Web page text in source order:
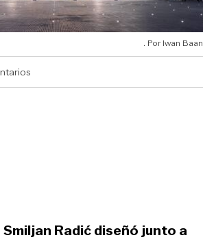
Iwan Baan
Smiljan Radić diseñó junto a